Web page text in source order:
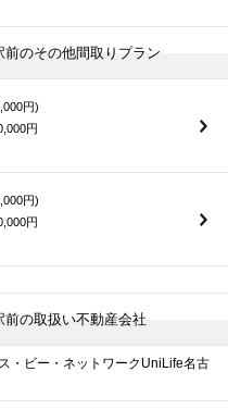
前のその他間取りプラン
円)
円
円)
円
前の取扱い不動産会社
・ビー・ネットワークUniLife名古